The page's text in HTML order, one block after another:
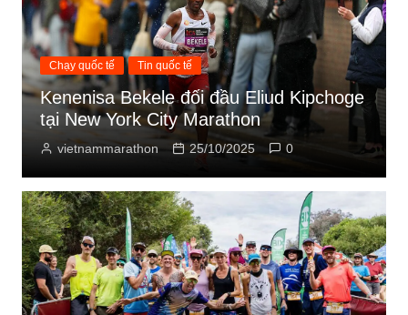
Chạy quốc tế Tin quốc tế
Kenenisa Bekele đối đầu Eliud Kipchoge
tại New York City Marathon
vietnammarathon 25/10/2025 0